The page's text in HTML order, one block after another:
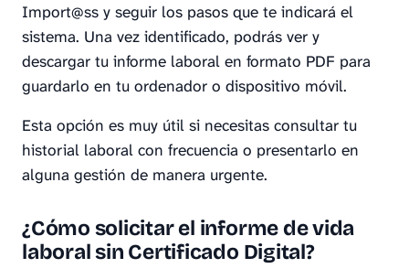
Import@ss y seguir los pasos que te indicará el
sistema. Una vez identificado, podrás ver y
descargar tu informe laboral en formato PDF para
guardarlo en tu ordenador o dispositivo móvil.
Esta opción es muy útil si necesitas consultar tu
historial laboral con frecuencia o presentarlo en
alguna gestión de manera urgente.
¿Cómo solicitar el informe de vida
laboral sin Certificado Digital?